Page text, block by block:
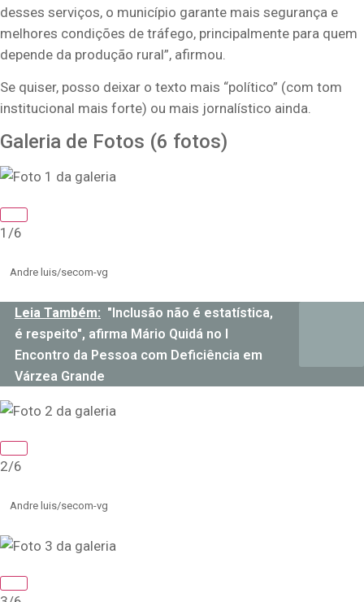
desses serviços, o município garante mais segurança e
melhores condições de tráfego, principalmente para quem
depende da produção rural”, afirmou.
Se quiser, posso deixar o texto mais “político” (com tom
institucional mais forte) ou mais jornalístico ainda.
Galeria de Fotos (6 fotos)
1/6
Andre luis/secom-vg
Leia Também: "Inclusão não é estatística,
é respeito", afirma Mário Quidá no I
Encontro da Pessoa com Deficiência em
Várzea Grande
2/6
Andre luis/secom-vg